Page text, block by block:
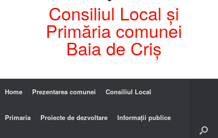
Consiliul Local și
Primăria comunei
Baia de Criș
Home Prezentarea comunei Consiliul Local
Primaria Proiecte de dezvoltare Informații publice